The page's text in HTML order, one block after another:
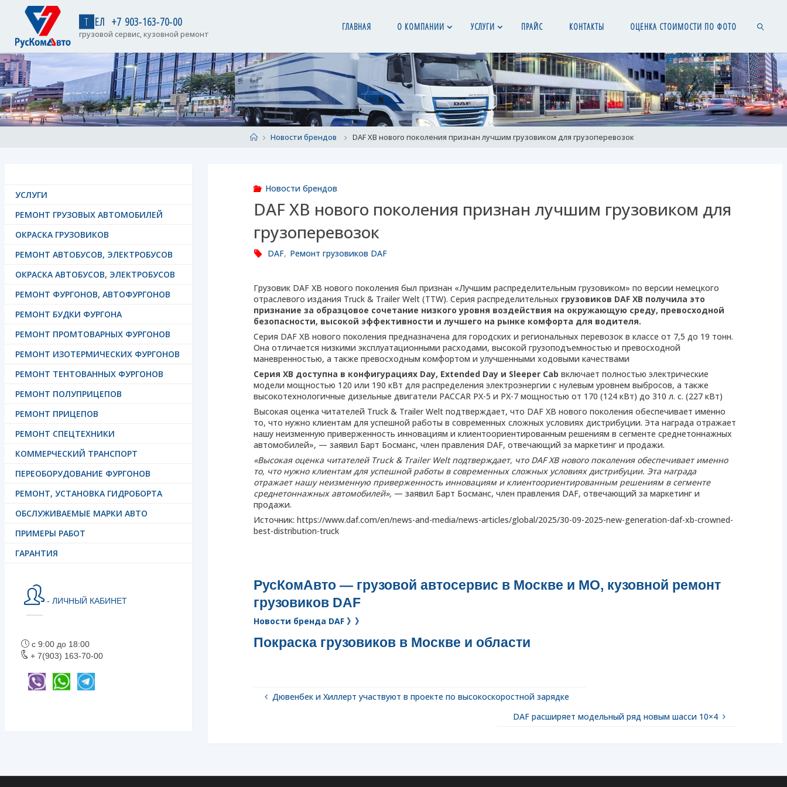
Т ЕЛ +7 903-163-70-00
грузовой сервис, кузовной ремонт
ГЛАВНАЯ О КОМПАНИИ УСЛУГИ ПРАЙС КОНТАКТЫ ОЦЕНКА СТОИМОСТИ ПО ФОТО
SEARCH
HomeНовости брендов DAF XB нового поколения признан лучшим грузовиком для грузоперевозок
Новости брендов
DAF XB нового поколения признан лучшим грузовиком для
грузоперевозок
DAF, Ремонт грузовиков DAF
Грузовик DAF XB нового поколения был признан «Лучшим распределительным грузовиком» по версии немецкого
отраслевого издания Truck & Trailer Welt (TTW). Серия распределительных грузовиков DAF XB получила это
признание за образцовое сочетание низкого уровня воздействия на окружающую среду, превосходной
безопасности, высокой эффективности и лучшего на рынке комфорта для водителя.
Серия DAF XB нового поколения предназначена для городских и региональных перевозок в классе от 7,5 до 19 тонн.
Она отличается низкими эксплуатационными расходами, высокой грузоподъемностью и превосходной
маневренностью, а также превосходным комфортом и улучшенными ходовыми качествами
Серия XB доступна в конфигурациях Day, Extended Day и Sleeper Cabвключает полностью электрические
модели мощностью 120 или 190 кВт для распределения электроэнергии с нулевым уровнем выбросов, а также
высокотехнологичные дизельные двигатели PACCAR PX-5 и PX-7 мощностью от 170 (124 кВт) до 310 л. с. (227 кВт)
Высокая оценка читателей Truck & Trailer Welt подтверждает, что DAF XB нового поколения обеспечивает именно
то, что нужно клиентам для успешной работы в современных сложных условиях дистрибуции. Эта награда отражает
нашу неизменную приверженность инновациям и клиентоориентированным решениям в сегменте среднетоннажных
автомобилей», — заявил Барт Босманс, член правления DAF, отвечающий за маркетинг и продажи.
«Высокая оценка читателей Truck & Trailer Welt подтверждает, что DAF XB нового поколения обеспечивает именно
то, что нужно клиентам для успешной работы в современных сложных условиях дистрибуции. Эта награда
отражает нашу неизменную приверженность инновациям и клиентоориентированным решениям в сегменте
среднетоннажных автомобилей», — заявил Барт Босманс, член правления DAF, отвечающий за маркетинг и
продажи.
Источник: https://www.daf.com/en/news-and-media/news-articles/global/2025/30-09-2025-new-generation-daf-xb-crowned-
best-distribution-truck
РусКомАвто — грузовой автосервис в Москве и МО, кузовной ремонт
грузовиков DAF
Новости бренда DAF 》》
Покраска грузовиков в Москве и области
Дювенбек и Хиллерт участвуют в проекте по высокоскоростной зарядке
DAF расширяет модельный ряд новым шасси 10×4
УСЛУГИ
РЕМОНТ ГРУЗОВЫХ АВТОМОБИЛЕЙ
ОКРАСКА ГРУЗОВИКОВ
РЕМОНТ АВТОБУСОВ, ЭЛЕКТРОБУСОВ
ОКРАСКА АВТОБУСОВ, ЭЛЕКТРОБУСОВ
РЕМОНТ ФУРГОНОВ, АВТОФУРГОНОВ
РЕМОНТ БУДКИ ФУРГОНА
РЕМОНТ ПРОМТОВАРНЫХ ФУРГОНОВ
РЕМОНТ ИЗОТЕРМИЧЕСКИХ ФУРГОНОВ
РЕМОНТ ТЕНТОВАННЫХ ФУРГОНОВ
РЕМОНТ ПОЛУПРИЦЕПОВ
РЕМОНТ ПРИЦЕПОВ
РЕМОНТ СПЕЦТЕХНИКИ
КОММЕРЧЕСКИЙ ТРАНСПОРТ
ПЕРЕОБОРУДОВАНИЕ ФУРГОНОВ
РЕМОНТ, УСТАНОВКА ГИДРОБОРТА
ОБСЛУЖИВАЕМЫЕ МАРКИ АВТО
ПРИМЕРЫ РАБОТ
ГАРАНТИЯ
- ЛИЧНЫЙ КАБИНЕТ
с 9:00 до 18:00
+ 7(903) 163-70-00